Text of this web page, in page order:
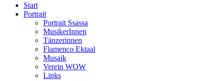
Start
Portrait
Portrait Ssassa
MusikerInnen
Tänzerinnen
Flamenco Ektaal
Musaik
Verein WOW
Links